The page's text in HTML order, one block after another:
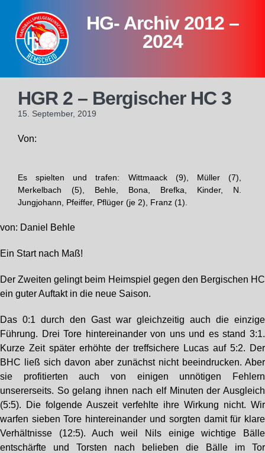
content
HG- Archiv 2012 –
2024
HGR 2 – Bergischer HC 3
15. September, 2019
Von:
Es spielten und trafen: Wittmaack (9), Müller (7),
Merkelbach (5), Behle, Bona, Brefka, Kinder, N.
Jungjohann, Pfeiffer, Pflüger (je 2), Franz (1).
von: Daniel Behle
Ein Start nach Maß!
Der Zweiten gelingt beim Heimspiel gegen den Bergischen HC
ein guter Auftakt in die neue Saison.
Das 0:1 durch den Gast war gleichzeitig auch die einzige
Führung. Drei Tore hintereinander von uns und es stand 3:1.
Kurze Zeit später erhöhte der treffsichere Lucas auf 5:2. Der
BHC ließ sich davon aber zunächst nicht beeindrucken. Aber
sie profitierten auch von einigen unnötigen Fehlern
unsererseits. So gelang ihnen nach elf Minuten der Ausgleich
(5:5). Die folgende Auszeit verfehlte ihre Wirkung nicht. Wir
warfen sieben Tore hintereinander und sorgten damit für klare
Verhältnisse (12:5). Auch weil Nils einige wichtige Bälle
entschärfte und Torsten nach belieben die Bälle im Tor